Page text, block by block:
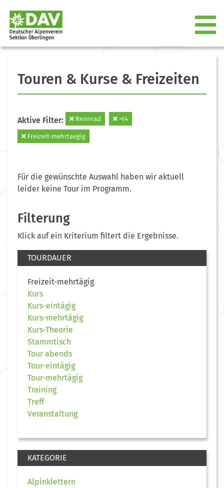
Touren & Kurse & Freizeiten
Aktive Filter: Rennrad =t4
Freizeit-mehrtaegig
Für die gewünschte Auswahl haben wir aktuell
leider keine Tour im Programm.
Filterung
Klick auf ein Kriterium filtert die Ergebnisse.
TOURDAUER
Freizeit-mehrtägig
Kurs
Kurs-eintägig
Kurs-mehrtägig
Kurs-Theorie
Stammtisch
Tour abends
Tour-eintägig
Tour-mehrtägig
Training
Treff
Veranstaltung
KATEGORIE
Alpinklettern